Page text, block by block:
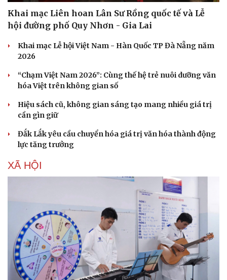
Khai mạc Liên hoan Lân Sư Rồng quốc tế và Lễ
hội đường phố Quy Nhơn - Gia Lai
Khai mạc Lễ hội Việt Nam - Hàn Quốc TP Đà Nẵng năm
2026
“Chạm Việt Nam 2026”: Cùng thế hệ trẻ nuôi dưỡng văn
hóa Việt trên không gian số
Hiệu sách cũ, không gian sáng tạo mang nhiều giá trị
cần gìn giữ
Đắk Lắk yêu cầu chuyển hóa giá trị văn hóa thành động
lực tăng trưởng
XÃ HỘI